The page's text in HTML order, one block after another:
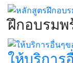
ฝึกอบรม
ให้บริการ